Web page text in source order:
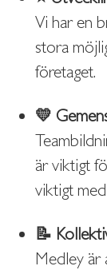
Vi har en
stora
företaget.
💛
är viktigt
viktigt
📝
Medley är